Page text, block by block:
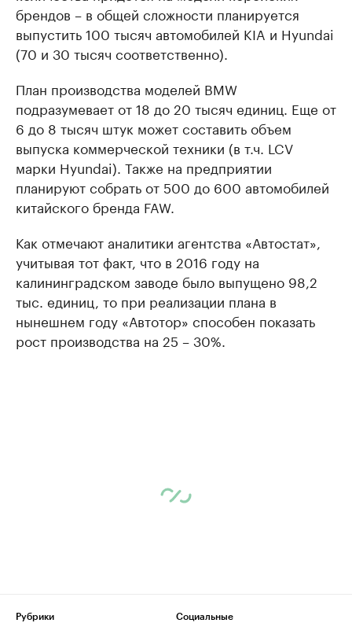
брендов – в общей сложности планируется
выпустить 100 тысяч автомобилей KIA и Hyundai
(70 и 30 тысяч соответственно).
План производства моделей BMW
подразумевает от 18 до 20 тысяч единиц. Еще от
6 до 8 тысяч штук может составить объем
выпуска коммерческой техники (в т.ч. LCV
марки Hyundai). Также на предприятии
планируют собрать от 500 до 600 автомобилей
китайского бренда FAW.
Как отмечают аналитики агентства «Автостат»,
учитывая тот факт, что в 2016 году на
калининградском заводе было выпущено 98,2
тыс. единиц, то при реализации плана в
нынешнем году «Автотор» способен показать
рост производства на 25 – 30%.
Рубрики
Социальные